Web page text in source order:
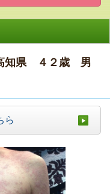
知県 ４２歳 男
ら